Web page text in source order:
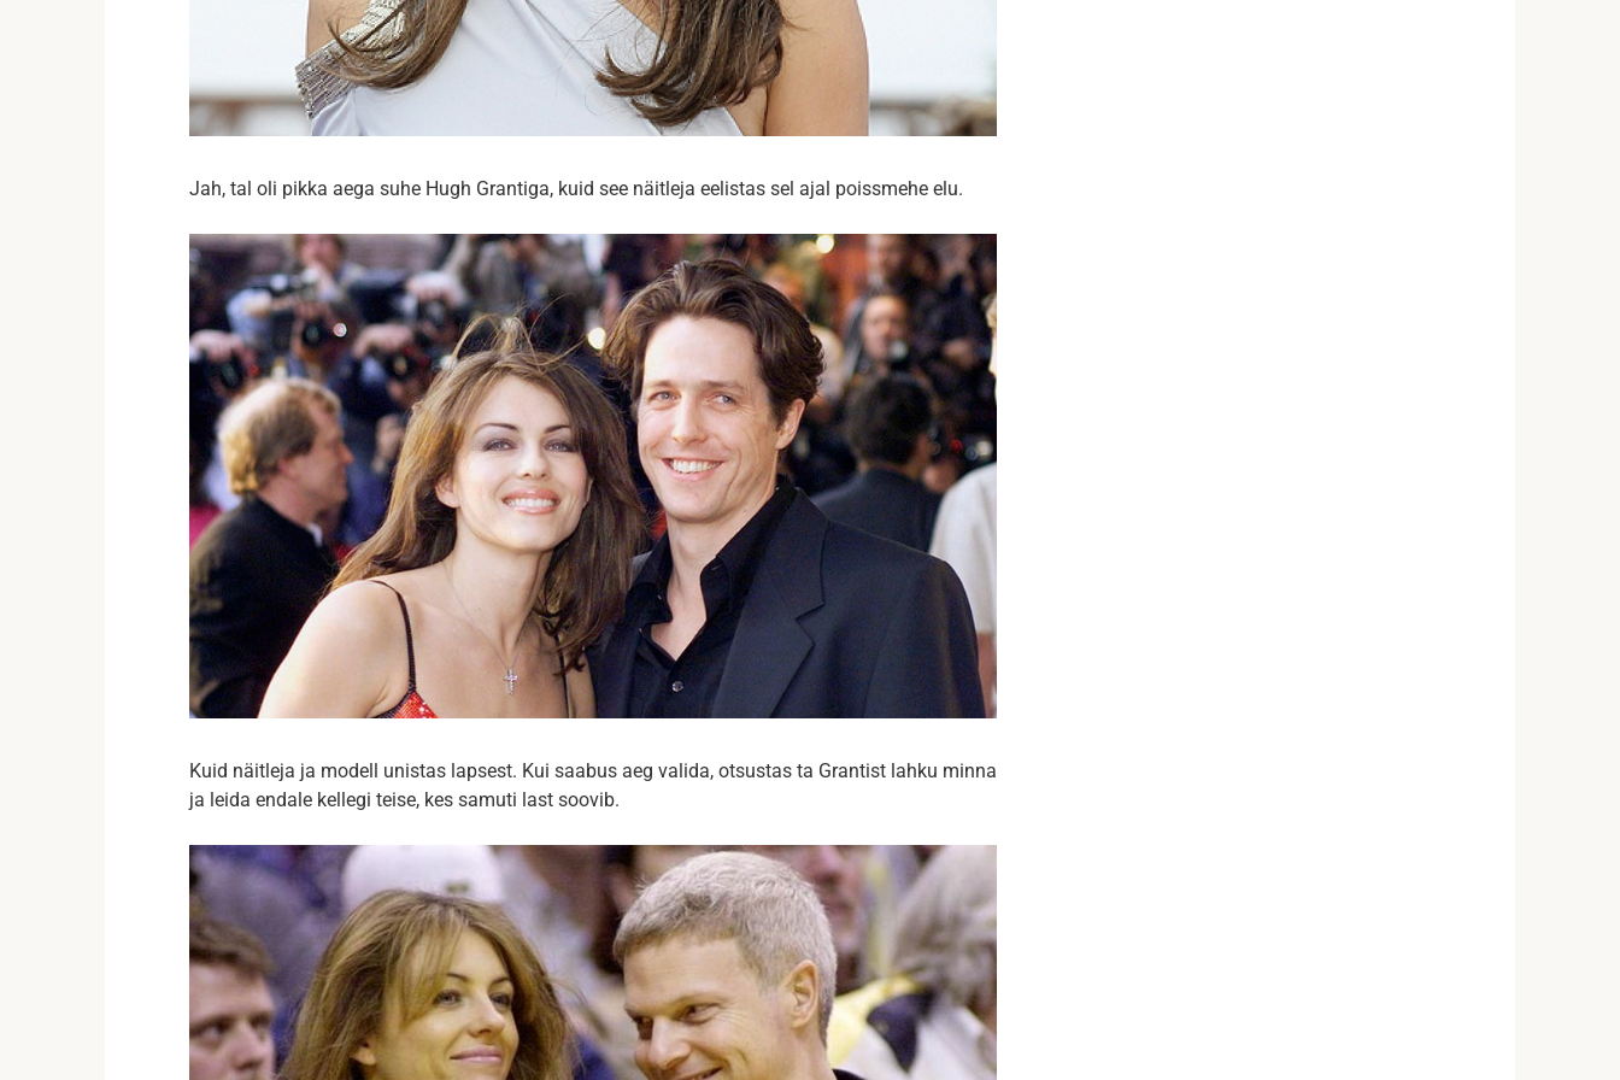
Jah, tal oli pikka aega suhe Hugh Grantiga, kuid see näitleja eelistas sel ajal poissmehe elu.
Kuid näitleja ja modell unistas lapsest. Kui saabus aeg valida, otsustas ta Grantist lahku minna
ja leida endale kellegi teise, kes samuti last soovib.